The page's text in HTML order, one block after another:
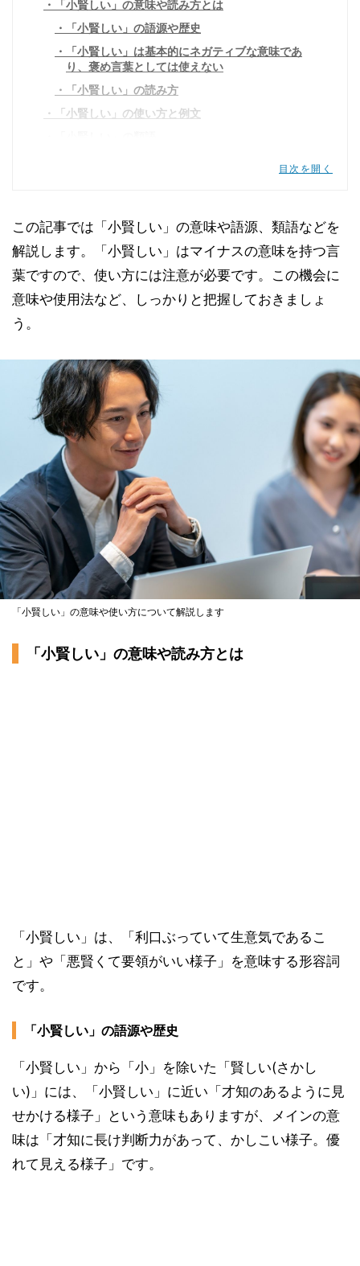
「小賢しい」の意味や読み方とは
「小賢しい」の語源や歴史
「小賢しい」は基本的にネガティブな意味であ
り、褒め言葉としては使えない
「小賢しい」の読み方
「小賢しい」の使い方と例文
ちょこざい
小利口(こりこう)
小癪(こしゃく)
抜け目がない(ぬけめがない)
計算高い(けいさんだかい)
悪賢い(わるがしこい)
「小賢しい」の意味を知って正しく使おう
目次を開く
この記事では「小賢しい」の意味や語源、類語などを
解説します。「小賢しい」はマイナスの意味を持つ言
葉ですので、使い方には注意が必要です。この機会に
意味や使用法など、しっかりと把握しておきましょ
う。
「小賢しい」の意味や使い方について解説します
「小賢しい」の意味や読み方とは
「小賢しい」は、「利口ぶっていて生意気であるこ
と」や「悪賢くて要領がいい様子」を意味する形容詞
です。
「小賢しい」の語源や歴史
「小賢しい」から「小」を除いた「賢しい(さかし
い)」には、「小賢しい」に近い「才知のあるように見
せかける様子」という意味もありますが、メインの意
味は「才知に長け判断力があって、かしこい様子。優
れて見える様子」です。